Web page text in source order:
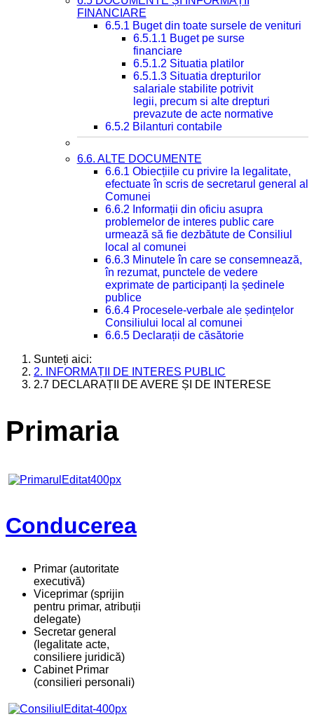
FINANCIARE
6.5.1 Buget din toate sursele de venituri
6.5.1.1 Buget pe surse
financiare
6.5.1.2 Situatia platilor
6.5.1.3 Situatia drepturilor
salariale stabilite potrivit
legii, precum si alte drepturi
prevazute de acte normative
6.5.2 Bilanturi contabile
6.6. ALTE DOCUMENTE
6.6.1 Obiecțiile cu privire la legalitate,
efectuate în scris de secretarul general al
Comunei
6.6.2 Informații din oficiu asupra
problemelor de interes public care
urmează să fie dezbătute de Consiliul
local al comunei
6.6.3 Minutele în care se consemnează,
în rezumat, punctele de vedere
exprimate de participanți la ședinele
publice
6.6.4 Procesele-verbale ale ședințelor
Consiliului local al comunei
6.6.5 Declarații de căsătorie
Sunteți aici:
2. INFORMAȚII DE INTERES PUBLIC
2.7 DECLARAȚII DE AVERE ȘI DE INTERESE
Primaria
Conducerea
Primar (autoritate
executivă)
Viceprimar (sprijin
pentru primar, atribuții
delegate)
Secretar general
(legalitate acte,
consiliere juridică)
Cabinet Primar
(consilieri personali)